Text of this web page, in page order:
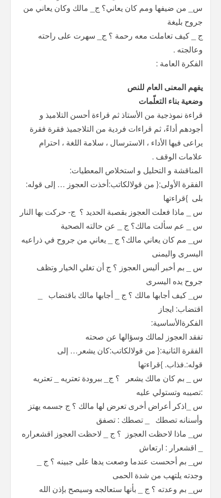
س_ من ضيفها ومم كان يعاني؟ ج_ مالك وكان يعاني من
جروح بليغة
ج _ كيف تعاملت معه رحمة ؟ ج_ سهرت على راحته
وعالجته .
الفكرة العامة :
يفهم المعنى العام للنص
وضعية بناء التعلّمات
قراءة نموذجية من الأستاذ ثم قراءة أحسن التلاميذ و
أجودهم أداءً، ثم قراءات فردية من التلاجميذ فقرة فقرة
يراعى فيها الأداء ، الاسترسال ، سلامة اللغة ، احترام
علامات الوقف .
المناقشة و التحليل و استخلاص المعطيات:
الفقرة الأولى:{ من قولالكاتب:أخذت العجوز … إلى قوله:
بلى }قراءتها
س _ ماذا فعلت العجوز بقصبة الحديد ؟ ج- حركت بها النار
س _ عم سألت مالك؟ ج _ عن حالته الصحية
س_ مم كان يعاني مالك؟ ج _ يعاني من جروح في ذراعيه
اليسرى واليمنى
س _ بم أخبر أليس العجوز ؟ ج أن تغلي الخيار وتظف
جروح يده اليسرى
س_ كيف أجابها مالك ؟ ج _ أجابها مالك باقتضاب _
اقتضاب: ايجاز
الفكرةالأساسية:
تفقد العجوز لمالك وسؤالها عن صحته
الفقرة الثانية:{ من قولالكاتب:كان يشعر… إلى
قوله:.فذاب. }قراءتها
س _ بم كان مالك يشعر ؟ ج_ ببرودة تعتريه _ تعتريه
:تصيبه وتستولي عليه
س _اذكر أعراض أخرى تعرض لها مالك ؟ ج جسمه يهتز
وأسنانه تصطك _ تصطك : تصفق
س_ ماذا لاحظت العجوز ؟ ج _ لاحظت العجوز اقشعراره
_ اقشعرار : ارتعاش
س_ بم أححست عندما وصعت يدها على جبينه ؟ ج _
وجدته يلتهب من شدة الحمى
س_ بم وعدته ؟ ج _ بأنها ستعالجه وسيصح بإذن الله